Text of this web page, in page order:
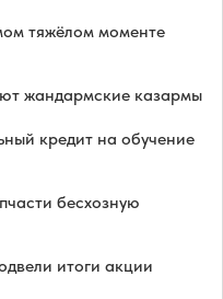
тяжёлом моменте
жандармские казармы
кредит на обучение
бесхозную
итоги акции